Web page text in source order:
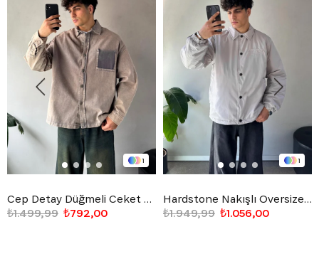
1
Cep Detay Düğmeli Ceket Taş Rengi
₺792,00
₺1.499,99
1
Hardstone Nakışlı Oversize Ceket Gri
₺1.056,00
₺1.949,99